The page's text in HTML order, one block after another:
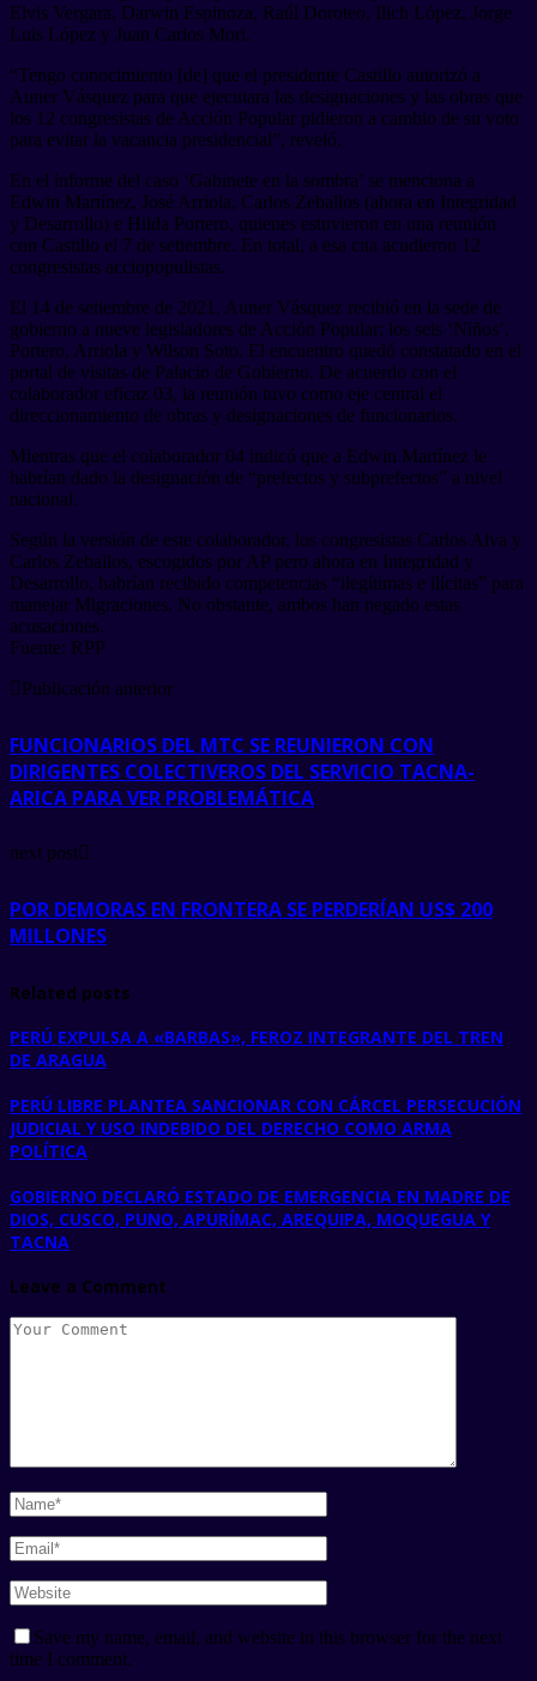
Elvis Vergara, Darwin Espinoza, Raúl Doroteo, Ilich López, Jorge
Luis López y Juan Carlos Mori.
“Tengo conocimiento [de] que el presidente Castillo autorizó a
Auner Vásquez para que ejecutara las designaciones y las obras que
los 12 congresistas de Acción Popular pidieron a cambio de su voto
para evitar la vacancia presidencial”, reveló.
En el informe del caso ‘Gabinete en la sombra’ se menciona a
Edwin Martínez, José Arriola, Carlos Zeballos (ahora en Integridad
y Desarrollo) e Hilda Portero, quienes estuvieron en una reunión
con Castillo el 7 de setiembre. En total, a esa cita acudieron 12
congresistas acciopopulistas.
El 14 de setiembre de 2021, Auner Vásquez recibió en la sede de
gobierno a nueve legisladores de Acción Popular: los seis ‘Niños’,
Portero, Arriola y Wilson Soto. El encuentro quedó constatado en el
portal de visitas de Palacio de Gobierno. De acuerdo con el
colaborador eficaz 03, la reunión tuvo como eje central el
direccionamiento de obras y designaciones de funcionarios.
Mientras que el colaborador 04 indicó que a Edwin Martínez le
habrían dado la designación de “prefectos y subprefectos” a nivel
nacional.
Según la versión de este colaborador, los congresistas Carlos Alva y
Carlos Zeballos, escogidos por AP pero ahora en Integridad y
Desarrollo, habrían recibido competencias “ilegítimas e ilícitas” para
manejar Migraciones. No obstante, ambos han negado estas
acusaciones.
Fuente: RPP
Publicación anterior
FUNCIONARIOS DEL MTC SE REUNIERON CON
DIRIGENTES COLECTIVEROS DEL SERVICIO TACNA-
ARICA PARA VER PROBLEMÁTICA
next post
POR DEMORAS EN FRONTERA SE PERDERÍAN US$ 200
MILLONES
Related posts
PERÚ EXPULSA A «BARBAS», FEROZ INTEGRANTE DEL TREN
DE ARAGUA
PERÚ LIBRE PLANTEA SANCIONAR CON CÁRCEL PERSECUCIÓN
JUDICIAL Y USO INDEBIDO DEL DERECHO COMO ARMA
POLÍTICA
GOBIERNO DECLARÓ ESTADO DE EMERGENCIA EN MADRE DE
DIOS, CUSCO, PUNO, APURÍMAC, AREQUIPA, MOQUEGUA Y
TACNA
Leave a Comment
Save my name, email, and website in this browser for the next
time I comment.